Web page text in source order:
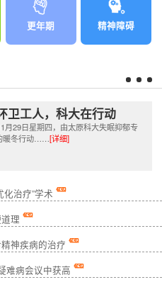
更年期 精神障碍
卫工人，科大在行动
月29日星期四，由太原科大失眠抑郁专
暖冬行动……[详细]
治疗”学术
理
神疾病的治疗
难病会议中获高